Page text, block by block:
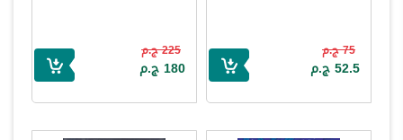
75 ج.م
52.5 ج.م
225 ج.م
180 ج.م